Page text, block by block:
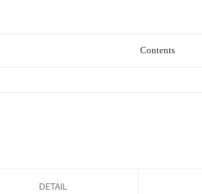
Contents
DETAIL